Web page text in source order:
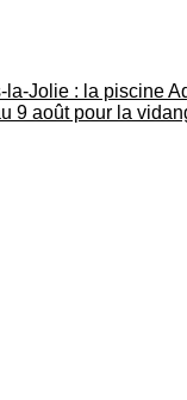
la-Jolie : la piscine
9 août pour la